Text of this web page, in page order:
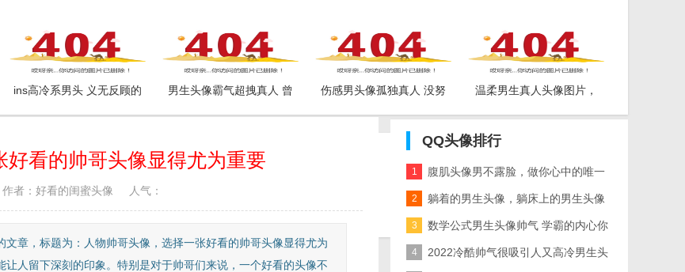
ins高冷系男头 义无反顾的
喜欢这些男头了
男生头像霸气超拽真人 曾
经的骄傲现在没必要拽了
伤感男头像孤独真人 没努
力就向生活妥协的男人
温柔男生真人头像图片，
让我们做一个温柔的男生
好看的帅哥头像显得尤为重要
作者：好看的闺蜜头像 人气：
章，标题为：人物帅哥头像，选择一张好看的帅哥头像显得尤为
人留下深刻的印象。特别是对于帅哥们来说，一个好看的头像不
QQ头像排行
1 腹肌头像男不露脸，做你心中的唯一
的男神
2 躺着的男生头像，躺床上的男生头像
唯美拿手机的喝水的
3 数学公式男生头像帅气 学霸的内心你
是不了解的
4 2022冷酷帅气很吸引人又高冷男生头